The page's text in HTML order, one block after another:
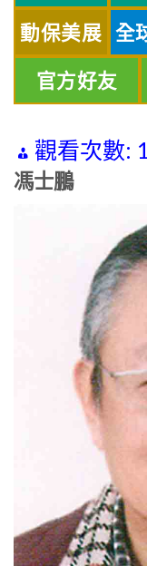
動保美展 全
官方好友
觀看次數:
馮士鵬